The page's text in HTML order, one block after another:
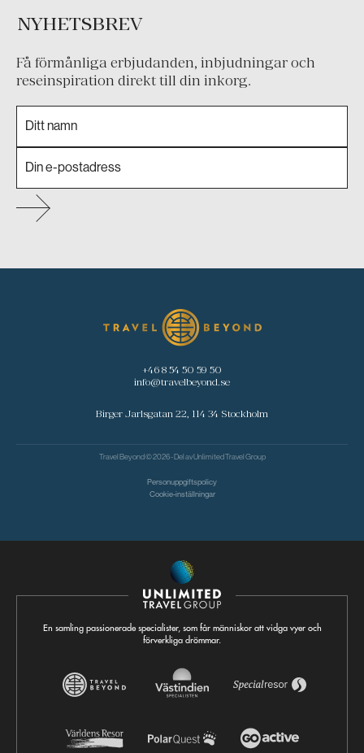
NYHETSBREV
Få förmånliga erbjudanden, inbjudningar och
reseinspiration direkt till din inkorg.
+46 8 54 50 59 50
info@travelbeyond.se
Birger Jarlsgatan 22, 114 34 Stockholm
Travel Beyond © 2026 - Del avUnlimited Travel Group
Personuppgiftspolicy
Cookie-inställningar
En samling passionerade specialister, som får människor att vidga vyer och
förverkliga drömmar.